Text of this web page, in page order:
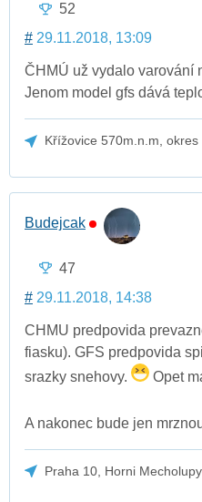
52
# 29.11.2018, 13:09
ČHMÚ už vydalo varování
Jenom model gfs dává
Křížovice 570m.n.m, okres
Budejcak
47
# 29.11.2018, 14:38
CHMU predpovida
fiasku). GFS predpovida
srazky snehovy.
Opet
A nakonec bude jen
Praha 10, Horni Mecholupy